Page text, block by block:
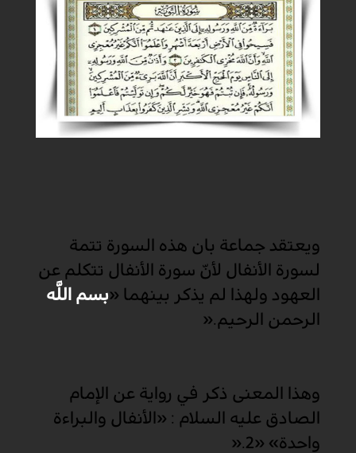
ويعتقد جماعة بان هذه السورة تتمة
لسورة الأنفال لأنّ سورة الأنفال تتكلم عن
العهود ولهذا لم يذكر بينهما «بسم اللَّه
الرحمن الرحيم».
وهذا المعنى‏ ذكر في رواية عن الإمام
الصادق عليه السلام : «الأنفال والبراءة
واحدة» «2
».